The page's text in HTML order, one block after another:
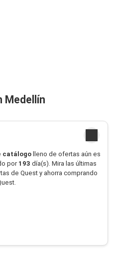
Medellín
catálogolleno de ofertas aún es
por 193 día(s). Mira las últimas
de Quest y ahorra comprando